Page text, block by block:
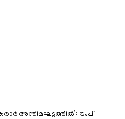
അന്തിമഘട്ടത്തിൽ‌’: ട്രംപ്